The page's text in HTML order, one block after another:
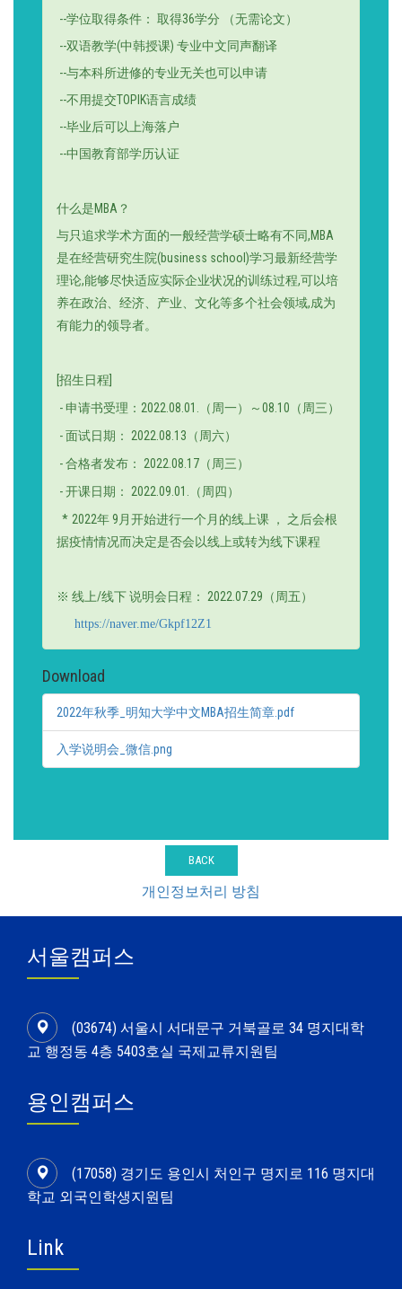
--学位取得条件 ： 取得36学分 （无需论文）
--双语教学(中韩授课) 专业中文同声翻译
--与本科所进修的专业无关也可以申请
--不用提交TOPIK语言成绩
--毕业后可以上海落户
--中国教育部学历认证
什么是MBA ？
与只追求学术方面的一般经营学硕士略有不同,MBA
是在经营研究生院(business school)学习最新经营学
理论,能够尽快适应实际企业状况的训练过程,可以培
养在政治
经济 产业 文化等多个社会领域,成为
有能力的领导者。
[招生日程]
-申请书受理 ： 2022.08.01. （ 周一）～08.10 （ 周三）
-面试日期 ： 2022.08.13 （ 周六）
-合格者发布 ： 2022.08.17 （ 周三）
-开课日期 ： 2022.09.01. （ 周四）
* 2022年9 月开始进行一个月的线上课 ， 之后会根
据疫情情况而决定是否会以线上或转为线下课程
※ 线上/线下 说明会日程 ： 2022.07.29 （ 周五）
https://naver.me/Gkpf12Z1
Download
2022年秋季_明知大学中文MBA招生简章.pdf
入学说明会_微信.png
BACK
개인정보처리 방침
서울캠퍼스
(03674) 서울시 서대문구 거북골로 34 명지대학
교 행정동 4층 5403호실 국제교류지원팀
용인캠퍼스
(17058) 경기도 용인시 처인구 명지로 116 명지대
학교 외국인학생지원팀
Link